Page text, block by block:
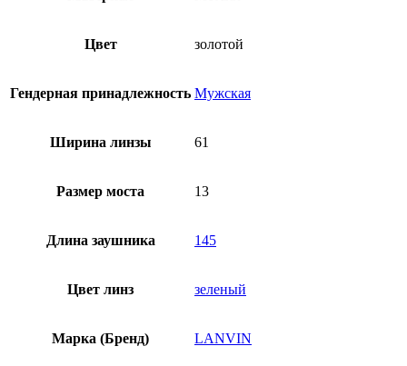
Цвет золотой
Гендерная принадлежность Мужская
Ширина линзы 61
Размер моста 13
Длина заушника 145
Цвет линз зеленый
Марка (Бренд) LANVIN